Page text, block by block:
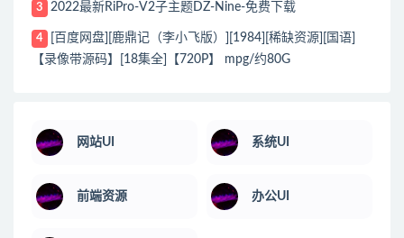
3 2022最新RiPro-V2子主题DZ-Nine-免费下载
4
[百度网盘][鹿鼎记（李小飞版）][1984][稀缺资源][国语]
【录像带源码】[18集全]【720P】 mpg/约80G
网站UI 系统UI
前端资源 办公UI